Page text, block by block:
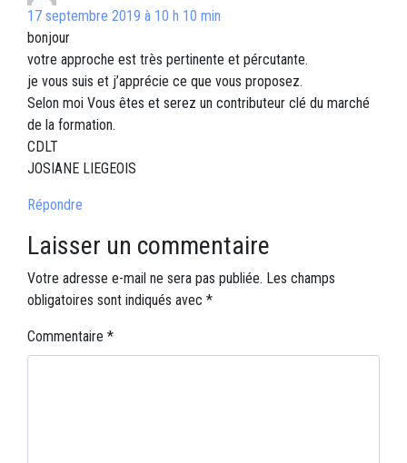
17 septembre 2019 à 10 h 10 min
bonjour
votre approche est très pertinente et pércutante.
je vous suis et j’apprécie ce que vous proposez.
Selon moi Vous êtes et serez un contributeur clé du marché
de la formation.
CDLT
JOSIANE LIEGEOIS
Répondre
Laisser un commentaire
Votre adresse e-mail ne sera pas publiée. Les champs
obligatoires sont indiqués avec *
Commentaire *